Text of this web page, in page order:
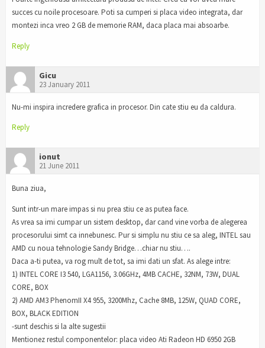
succes cu noile procesoare. Poti sa cumperi si placa video integrata, dar
montezi inca vreo 2 GB de memorie RAM, daca placa mai absoarbe.
Reply
Gicu
23 January 2011
Nu-mi inspira incredere grafica in procesor. Din cate stiu eu da caldura.
Reply
ionut
21 June 2011
Buna ziua,
Sunt intr-un mare impas si nu prea stiu ce as putea face.
As vrea sa imi cumpar un sistem desktop, dar cand vine vorba de alegerea
procesorului simt ca innebunesc. Pur si simplu nu stiu ce sa aleg, INTEL sau
AMD cu noua tehnologie Sandy Bridge…chiar nu stiu….
Daca a-ti putea, va rog mult de tot, sa imi dati un sfat. As alege intre:
1) INTEL CORE I3 540, LGA1156, 3.06GHz, 4MB CACHE, 32NM, 73W, DUAL
CORE, BOX
2) AMD AM3 PhenomII X4 955, 3200Mhz, Cache 8MB, 125W, QUAD CORE,
BOX, BLACK EDITION
-sunt deschis si la alte sugestii
Mentionez restul componentelor: placa video Ati Radeon HD 6950 2GB